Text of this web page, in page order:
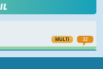
MULTI 32